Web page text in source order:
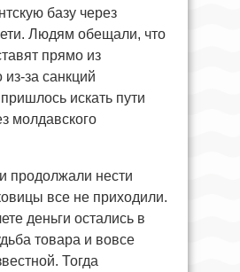
базу через
Людям обещали, что
прямо из
за санкций
искать пути
молдавского
продолжали нести
все не приходили.
деньги остались в
товара и вовсе
Тогда